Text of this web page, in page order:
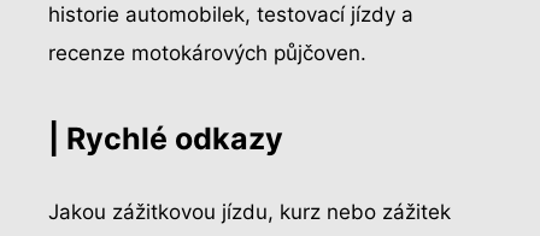
historie automobilek, testovací jízdy a
recenze motokárových půjčoven.
| Rychlé odkazy
Jakou zážitkovou jízdu, kurz nebo zážitek